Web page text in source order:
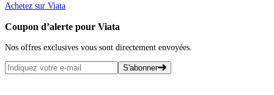
Achetez sur Viata
Coupon d’alerte pour Viata
Nos offres exclusives vous sont directement envoyées.
S'abonner